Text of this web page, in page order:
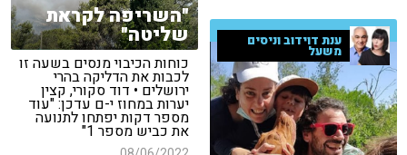
"השריפה לקראת
שליטה"
כוחות הכיבוי מנסים בשעה זו
לכבות את הדליקה בהרי
ירושלים • דוד סקורי, קצין
יערות במחוז י-ם עדכן: "עוד
מספר דקות יפתחו לתנועה
את כביש מספר 1"
ענת דוידוב וניסים
משעל